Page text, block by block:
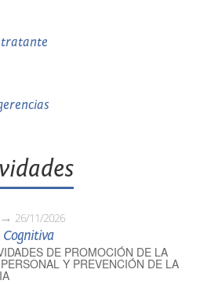
26/11/2026
DE PROMOCIÓN DE LA
Y PREVENCIÓN DE LA